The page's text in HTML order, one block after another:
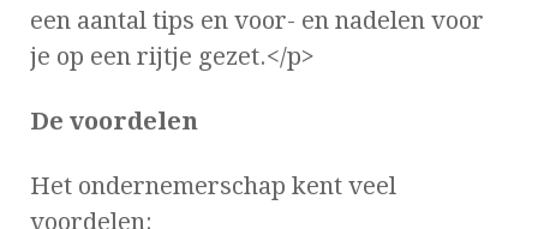
een aantal tips en voor- en nadelen voor
je op een rijtje gezet.</p>
De voordelen
Het ondernemerschap kent veel
voordelen: